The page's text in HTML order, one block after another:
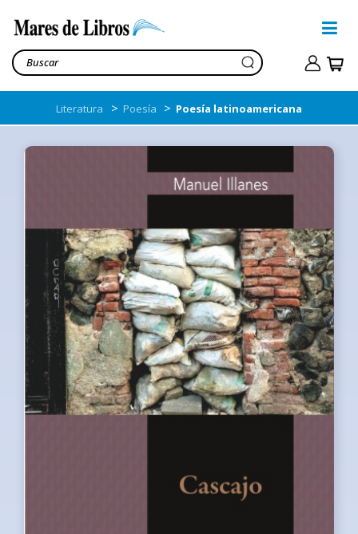
Literatura > Poesía > Poesía latinoamericana